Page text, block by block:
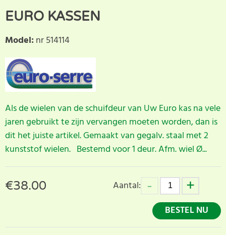
EURO KASSEN
Model: nr 514114
Als de wielen van de schuifdeur van Uw Euro kas na vele
jaren gebruikt te zijn vervangen moeten worden, dan is
dit het juiste artikel. Gemaakt van gegalv. staal met 2
kunststof wielen. Bestemd voor 1 deur. Afm. wiel Ø...
€38.00
Aantal:
BESTEL NU